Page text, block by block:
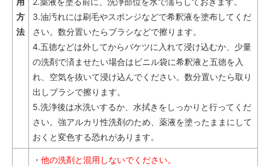
方
法
3.油汚れには刷毛やスポンジなどで希釈液を塗布してくだ
さい。数分置いたらブラシなどで擦ります。
4.五徳などは外してからバケツに入れて浸け込むか、少量
の洗剤で済ませたい場合はビニル袋に希釈液と五徳を入
れ、空気を抜いて浸け込んでください。数分置いたら取り
出しブラシで擦ります。
5.洗浄後は水洗いするか、水拭きをしっかりと行ってくだ
さい。強アルカリ性洗剤のため、薬液を塗ったままにして
おくと変色する恐れがあります。
・ 他の洗剤と混用しないでください。